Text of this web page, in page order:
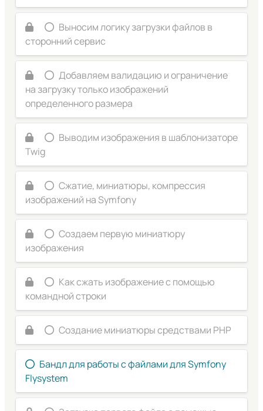
Выносим логику загрузки файлов в
сторонний сервис
Добавляем валидацию и ограничение
на загрузку только изображений
определенного размера
Выводим изображения в шаблонизаторе
Twig
Сжатие, миниатюры, компрессия
изображений на Symfony
Создаем первую миниатюру
изображения
Как сжать изображение с помощью
командной строки
Создание миниатюры средствами PHP
Бандл для работы с файлами для Symfony
Flysystem